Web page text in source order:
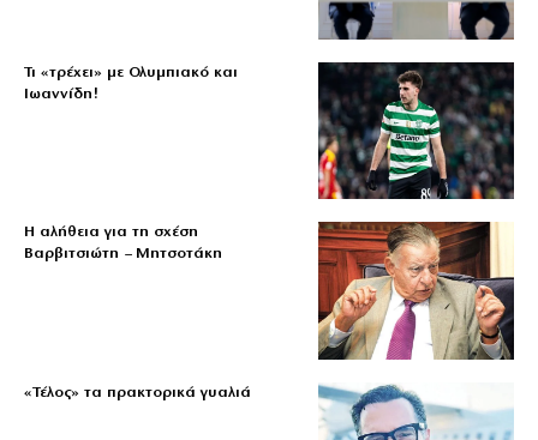
Τι «τρέχει» με Ολυμπιακό και
Ιωαννίδη!
Η αλήθεια για τη σχέση
Βαρβιτσιώτη – Μητσοτάκη
«Τέλος» τα πρακτορικά γυαλιά